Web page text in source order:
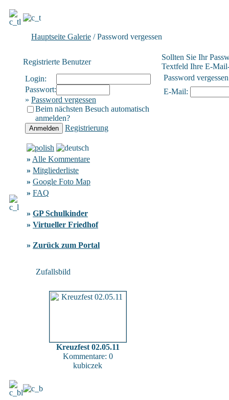
Hauptseite Galerie / Password vergessen
Registrierte Benutzer
Login:
Passwort:
» Password vergessen
Beim nächsten Besuch automatisch
anmelden?
Registrierung
» Alle Kommentare
» Mitgliederliste
» Google Foto Map
» FAQ
» GP Schulkinder
» Virtueller Friedhof
» Zurück zum Portal
Zufallsbild
Kreuzfest 02.05.11
Kommentare: 0
kubiczek
Sollten Sie Ihr
Textfeld Ihre E-
Password vergessen
E-Mail: